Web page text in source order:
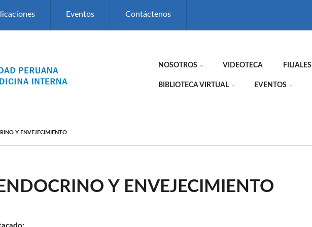
Eventos Contáctenos
NOSOTROS VIDEOTECA FILIALES
BIBLIOTECA VIRTUAL EVENTOS
Y ENVEJECIMIENTO
Y ENVEJECIMIENTO